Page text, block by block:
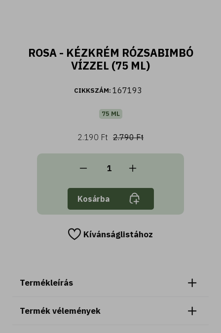
Fiori d'Oriente - Tusfürdő ylang ylang és
damaszkuszi rózsa kivonattal (400 ml)
2.590 Ft
Kosárba
ROSA - KÉZKRÉM RÓZSABIMBÓ
VÍZZEL (75 ML)
CIKKSZÁM: 167193
75 ML
2.190 Ft 2.790 Ft
Kosárba
Kívánságlistához
Termékleírás
Termék vélemények